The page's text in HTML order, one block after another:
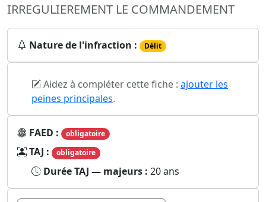
IRREGULIEREMENT LE COMMANDEMENT
Nature de l'infraction : Délit
Aidez à compléter cette fiche : ajouter les
peines principales.
FAED : obligatoire
TAJ : obligatoire
Durée TAJ — majeurs : 20 ans